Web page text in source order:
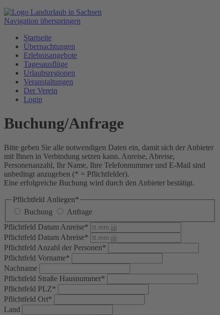
Navigation überspringen
Startseite
Übernachtungen
Erlebnisangebote
Tagesausflüge
Urlaubsregionen
Veranstaltungen
Der Verein
Login
Buchung/Anfrage
Bitte geben Sie alle notwendigen Daten ein, damit sich der Anbieter
mit Ihnen in Verbindung setzen kann. Anreise, Abreise,
Personenanzahl, Ihr Name, Ihre Telefonnummer und E-Mail sind
unbedingt anzugeben (* = Pflichtfelder).
Eine erfolgreiche Buchung wird durch den Anbieter bestätigt.
Pflichtfeld Anliegen*
Buchung
Anfrage
Pflichtfeld Datum Anreise*
Pflichtfeld Datum Abreise*
PflichtfeldAnzahl der Personen*
Pflichtfeld Vorname*
Nachname
Pflichtfeld Straße Hausnummer*
Pflichtfeld PLZ*
Pflichtfeld Ort*
Land